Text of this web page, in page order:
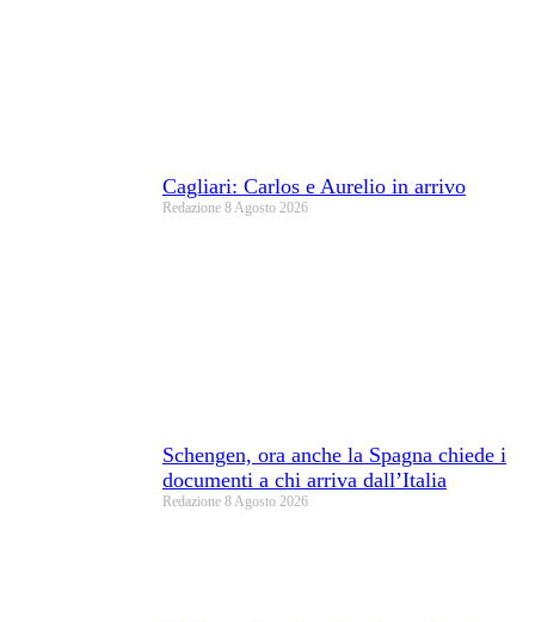
Cagliari: Carlos e Aurelio in arrivo
Redazione 8 Agosto 2026
Schengen, ora anche la Spagna chiede i
documenti a chi arriva dall’Italia
Redazione 8 Agosto 2026